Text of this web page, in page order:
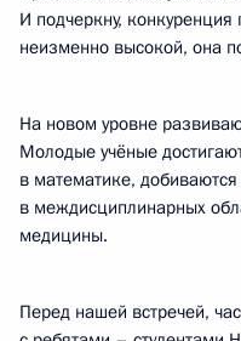
И подчеркну, конкуренция
неизменно высокой, она
На новом уровне
Молодые учёные
в математике,
в междисциплинарных
медицины.
Перед нашей встречей,